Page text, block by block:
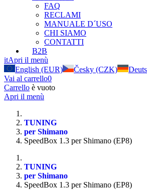
FAQ
RECLAMI
MANUALE D´USO
CHI SIAMO
CONTATTI
B2B
itApri il menù
English (EUR)
Česky (CZK)
Vai al carrello0
Carrello è vuoto
Apri il menù
TUNING
per Shimano
SpeedBox 1.3 per Shimano (EP8)
TUNING
per Shimano
SpeedBox 1.3 per Shimano (EP8)